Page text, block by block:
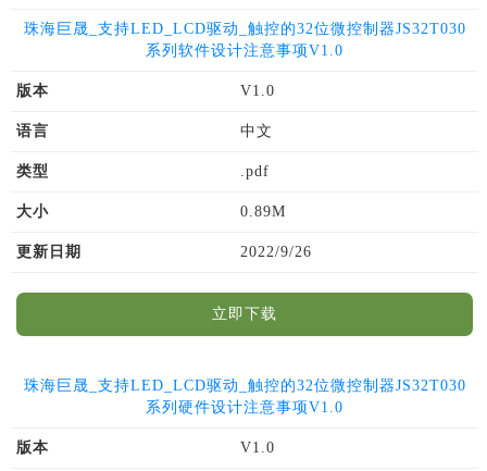
珠海巨晟_支持LED_LCD驱动_触控的32位微控制器JS32T030
系列软件设计注意事项V1.0
版本 V1.0
语言 中文
类型 .pdf
大小 0.89M
更新日期 2022/9/26
立即下载
珠海巨晟_支持LED_LCD驱动_触控的32位微控制器JS32T030
系列硬件设计注意事项V1.0
版本 V1.0